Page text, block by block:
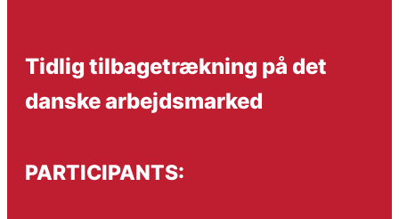
Tidlig tilbagetrækning på det
danske arbejdsmarked
PARTICIPANTS: